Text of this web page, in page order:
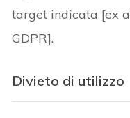
target indicata [ex
GDPR].
Divieto di utilizzo